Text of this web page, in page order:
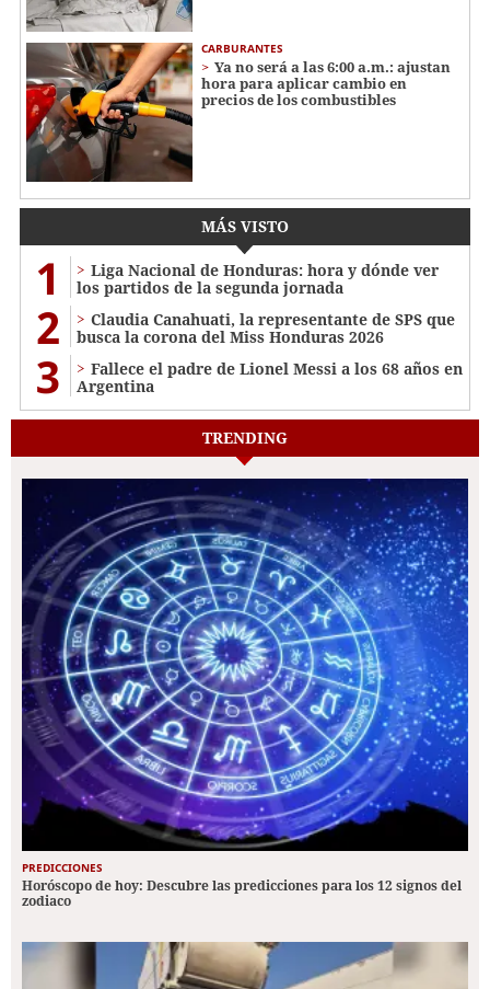
CARBURANTES
Ya no será a las 6:00 a.m.: ajustan
hora para aplicar cambio en
precios de los combustibles
MÁS VISTO
1
Liga Nacional de Honduras: hora y dónde ver
los partidos de la segunda jornada
2
Claudia Canahuati, la representante de SPS que
busca la corona del Miss Honduras 2026
3
Fallece el padre de Lionel Messi a los 68 años en
Argentina
TRENDING
PREDICCIONES
Horóscopo de hoy: Descubre las predicciones para los 12 signos del
zodiaco